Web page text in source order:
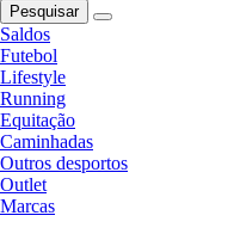
Pesquisar
Saldos
Futebol
Lifestyle
Running
Equitação
Caminhadas
Outros desportos
Outlet
Marcas